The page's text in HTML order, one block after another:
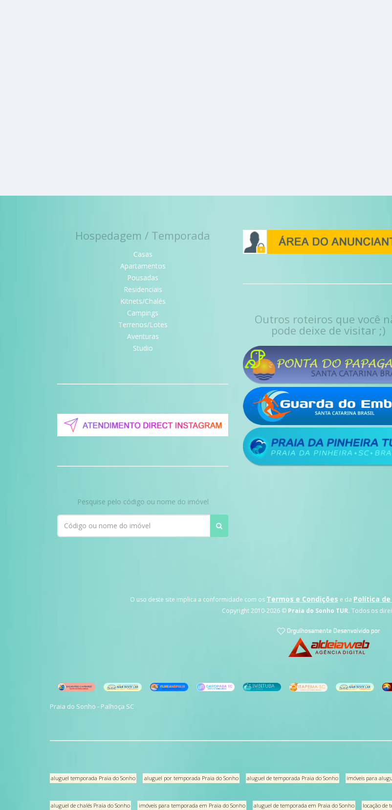
Hospedagem / Temporada
Casas
Apartamentos
Pousadas
Residenciais
Kitnets/Chalés
Campings
Terrenos/Lotes
Aventuras
Studio
Pesquise pelo código ou nome do imóvel
Outros roteiros que você
pode deixe de visitar ;)
O uso deste site implica a conformidade com os Termos e Condições e da Política
Copyright 2010-2026 © Praia do Sonho TUR. Todos os
Praia do Sonho - Palhoça SC
aluguel temporada Praia do Sonho aluguel por temporada Praia do Sonho aluguel de temporada Praia do Sonho imóveis para
aluguel de chalés Praia do Sonho imóveis para temporada em Praia do Sonho aluguel de temporada em Praia do Sonho locação de